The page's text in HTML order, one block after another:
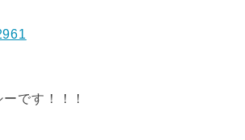
です！！！